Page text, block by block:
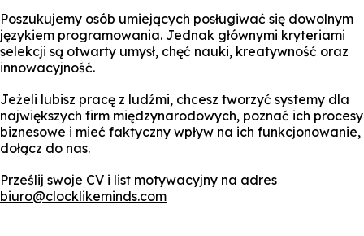
Poszukujemy osób umiejących posługiwać się dowolnym
językiem programowania. Jednak głównymi kryteriami
selekcji są otwarty umysł, chęć nauki, kreatywność oraz
innowacyjność.
Jeżeli lubisz pracę z ludźmi, chcesz tworzyć systemy dla
największych firm międzynarodowych, poznać ich procesy
biznesowe i mieć faktyczny wpływ na ich funkcjonowanie,
dołącz do nas.
Prześlij swoje CV i list motywacyjny na adres
biuro@clocklikeminds.com